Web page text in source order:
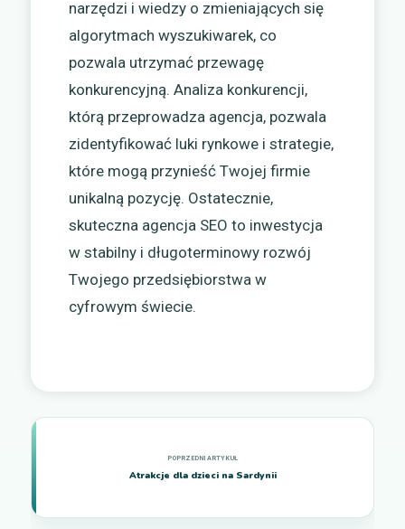
narzędzi i wiedzy o zmieniających się
algorytmach wyszukiwarek, co
pozwala utrzymać przewagę
konkurencyjną. Analiza konkurencji,
którą przeprowadza agencja, pozwala
zidentyfikować luki rynkowe i strategie,
które mogą przynieść Twojej firmie
unikalną pozycję. Ostatecznie,
skuteczna agencja SEO to inwestycja
w stabilny i długoterminowy rozwój
Twojego przedsiębiorstwa w
cyfrowym świecie.
Atrakcje dla dzieci na Sardynii